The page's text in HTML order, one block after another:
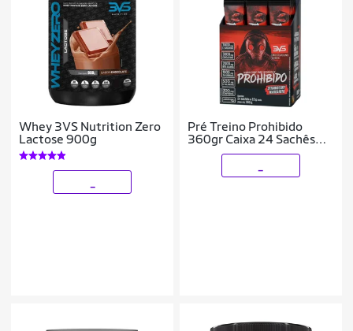
Whey 3VS Nutrition Zero
Lactose 900g
Pré Treino Prohibido
360gr Caixa 24 Sachês
dose individual 15g cada